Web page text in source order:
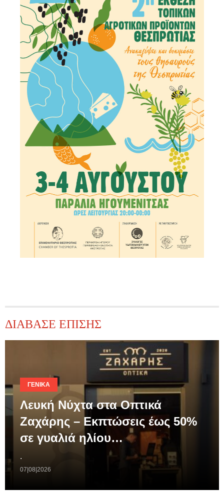
ΔΙΑΒΑΣΕ ΕΠΙΣΗΣ
ΓΕΝΙΚΆ
Λευκή Νύχτα στα Οπτικά
Ζαχάρης – Εκπτώσεις έως 50%
σε γυαλιά ηλίου…
.
07|08|2026